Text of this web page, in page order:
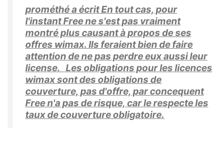
prométhé a écrit En tout cas, pour
l'instant Free ne s'est pas vraiment
montré plus causant à propos de ses
offres wimax. Ils feraient bien de faire
attention de ne pas perdre eux aussi leur
license. Les obligations pour les licences
wimax sont des obligations de
couverture, pas d'offre, par concequent
Free n'a pas de risque, car le respecte les
taux de couverture obligatoire.